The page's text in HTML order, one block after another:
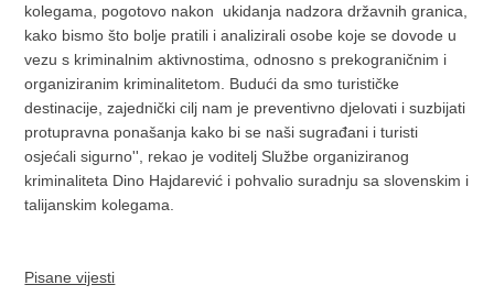
kolegama, pogotovo nakon ukidanja nadzora državnih granica,
kako bismo što bolje pratili i analizirali osobe koje se dovode u
vezu s kriminalnim aktivnostima, odnosno s prekograničnim i
organiziranim kriminalitetom. Budući da smo turističke
destinacije, zajednički cilj nam je preventivno djelovati i suzbijati
protupravna ponašanja kako bi se naši sugrađani i turisti
osjećali sigurno'', rekao je voditelj Službe organiziranog
kriminaliteta Dino Hajdarević i pohvalio suradnju sa slovenskim i
talijanskim kolegama.
Pisane vijesti